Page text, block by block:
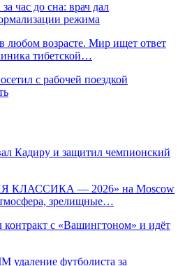
час до сна: врач дал
режима
любом возрасте. Мир ищет ответ
тибетской…
с рабочей поездкой
Кадиру и защитил чемпионский
КЛАССИКА — 2026» на Moscow
зрелищные…
с «Вашингтоном» и идёт
удаление футболиста за